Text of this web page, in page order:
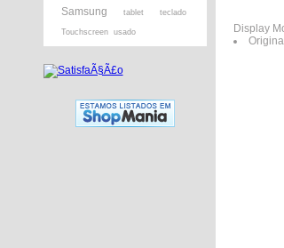
Samsung tablet teclado
Touchscreen usado
Display
Original